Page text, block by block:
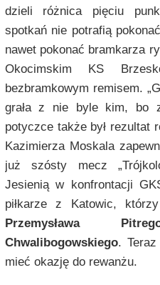
dzieli różnica pięciu
spotkań nie potrafią
nawet pokonać bramkarza
Okocimskim KS
bezbramkowym remisem.
grała z nie byle kim, bo
potyczce także był rezultat
Kazimierza Moskala
już szósty mecz
Jesienią w konfrontacji
piłkarze z Katowic,
Przemysława
Chwalibogowskiego. Teraz
mieć okazję do rewanżu.